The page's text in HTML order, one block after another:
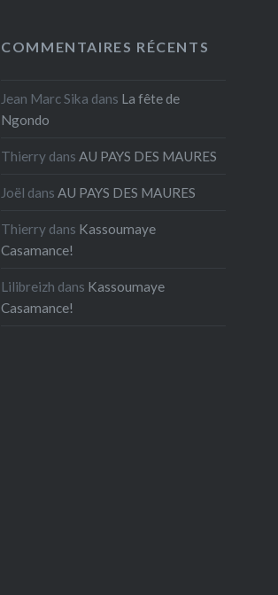
COMMENTAIRES RÉCENTS
Jean Marc Sika dans La fête de
Ngondo
Thierry dansAU PAYS DES MAURES
Joël dansAU PAYS DES MAURES
Thierry dans Kassoumaye
Casamance!
Lilibreizh dans Kassoumaye
Casamance!